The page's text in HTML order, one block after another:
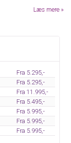
Læs mere
Fra 5.295,-
Fra 5.295,-
Fra 11.995,-
Fra 5.495,-
Fra 5.995,-
Fra 5.995,-
Fra 5.995,-